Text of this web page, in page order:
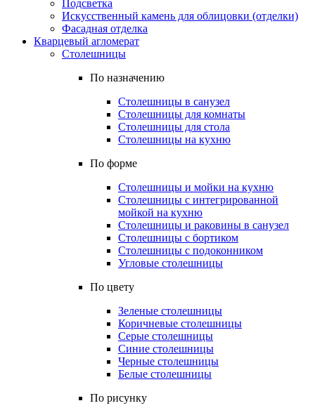
Подсветка
Искусственный камень для облицовки (отделки)
Фасадная отделка
Кварцевый агломерат
Столешницы
По назначению
Столешницы в санузел
Столешницы для комнаты
Столешницы для стола
Столешницы на кухню
По форме
Столешницы и мойки на кухню
Столешницы с интегрированной
мойкой на кухню
Столешницы и раковины в санузел
Столешницы с бортиком
Столешницы с подоконником
Угловые столешницы
По цвету
Зеленые столешницы
Коричневые столешницы
Серые столешницы
Синие столешницы
Черные столешницы
Белые столешницы
По рисунку